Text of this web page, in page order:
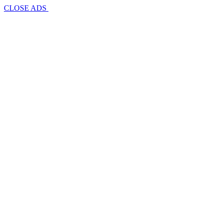
CLOSE ADS